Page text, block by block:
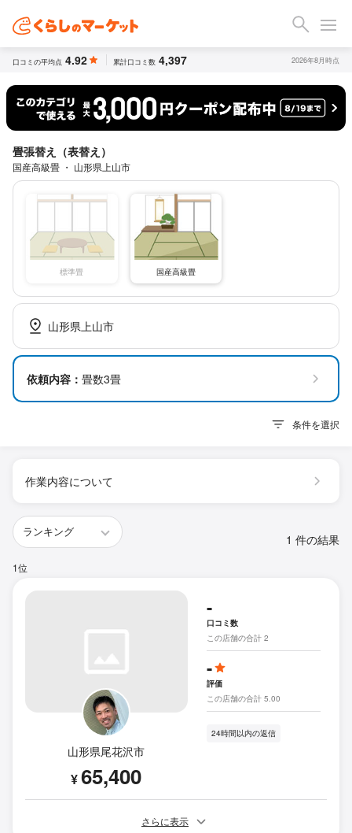
口コミの平均点 4.92 累計口コミ数 4,397 2026年8月時点
畳張替え（表替え）
国産高級畳 ・ 山形県上山市
標準畳 国産高級畳
山形県上山市
依頼内容： 畳数3畳
条件を選択
作業内容について
1 件の結果
1位
山形県尾花沢市
¥65,400
-
口コミ数
この店舗の合計 2
-
評価
この店舗の合計 5.00
24時間以内の返信
さらに表示